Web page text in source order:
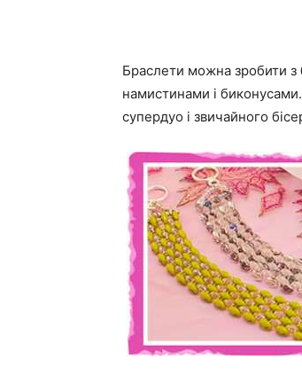
Браслети можна зробити з
намистинами і
супердуо і звичайного